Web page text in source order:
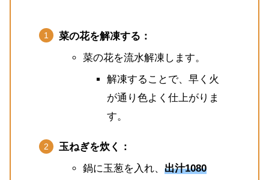
菜の花を解凍する：
菜の花を流水解凍します。
解凍することで、早く火
が通り色よく仕上がりま
す。
玉ねぎを炊く：
鍋に玉葱を入れ、 出汁1080